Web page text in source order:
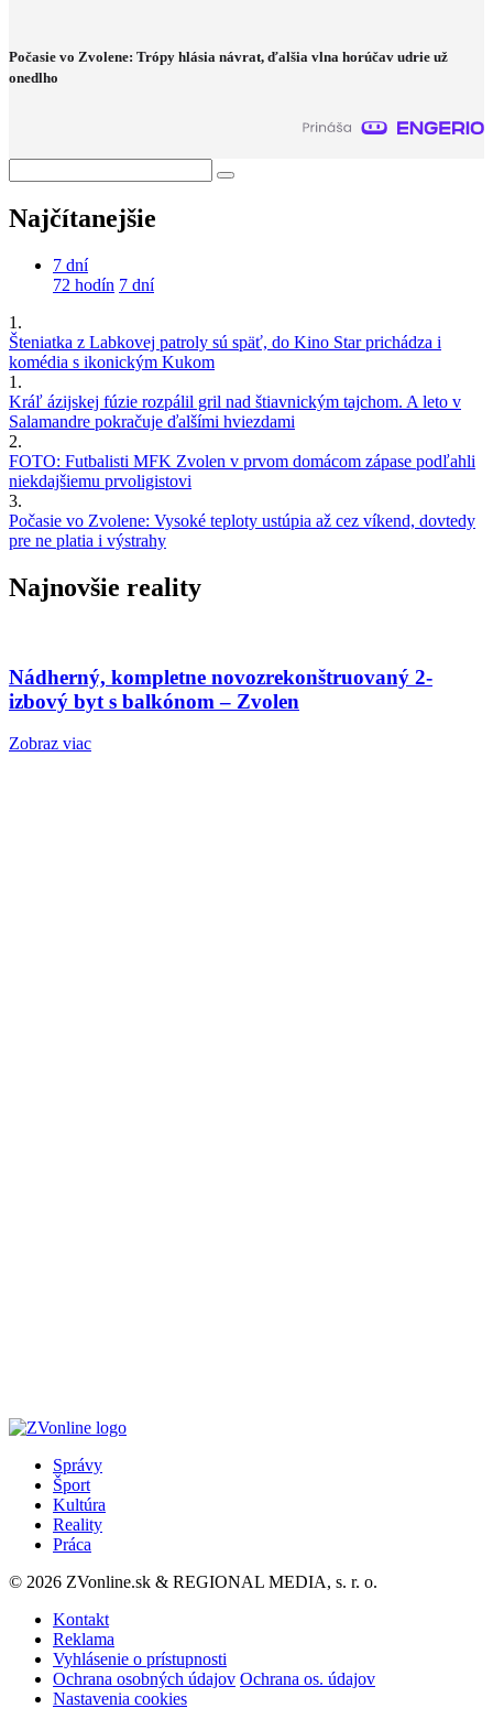
Počasie vo Zvolene: Trópy hlásia návrat, ďalšia vlna horúčav udrie už
onedlho
Najčítanejšie
7 dní
72 hodín 7 dní
1.
Šteniatka z Labkovej patroly sú späť, do Kino Star prichádza i
komédia s ikonickým Kukom
1.
Kráľ ázijskej fúzie rozpálil gril nad štiavnickým tajchom. A leto v
Salamandre pokračuje ďalšími hviezdami
2.
FOTO: Futbalisti MFK Zvolen v prvom domácom zápase podľahli
niekdajšiemu prvoligistovi
3.
Počasie vo Zvolene: Vysoké teploty ustúpia až cez víkend, dovtedy
pre ne platia i výstrahy
Najnovšie reality
Nádherný, kompletne novozrekonštruovaný 2-
izbový byt s balkónom – Zvolen
Zobraz viac
Správy
Šport
Kultúra
Reality
Práca
© 2026 ZVonline.sk & REGIONAL MEDIA, s. r. o.
Kontakt
Reklama
Vyhlásenie o prístupnosti
Ochrana osobných údajov Ochrana os. údajov
Nastavenia cookies